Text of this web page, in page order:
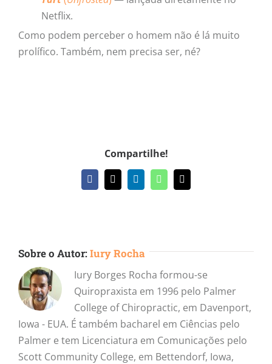
Netflix.
Como podem perceber o homem não é lá muito
prolífico. Também, nem precisa ser, né?
Compartilhe!
Facebook
X LinkedInWhatsApp
E-
mail
Sobre o Autor:Iury Rocha
Iury Borges Rocha formou-se
Quiropraxista em 1996 pelo Palmer
College of Chiropractic, em Davenport,
Iowa - EUA. É também bacharel em Ciências pelo
Palmer e tem Licenciatura em Comunicações pelo
Scott Community College, em Bettendorf, Iowa,